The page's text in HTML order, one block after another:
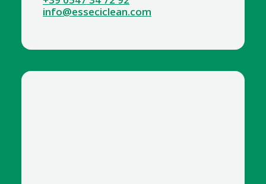
info@esseciclean.com